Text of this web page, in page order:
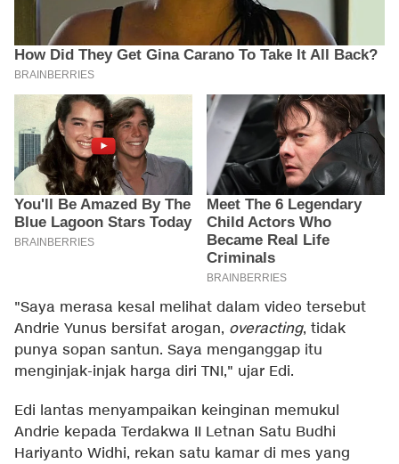
"Saya merasa kesal melihat dalam video tersebut
Andrie Yunus bersifat arogan, overacting, tidak
punya sopan santun. Saya menganggap itu
menginjak-injak harga diri TNI," ujar Edi.
Edi lantas menyampaikan keinginan memukul
Andrie kepada Terdakwa II Letnan Satu Budhi
Hariyanto Widhi, rekan satu kamar di mes yang